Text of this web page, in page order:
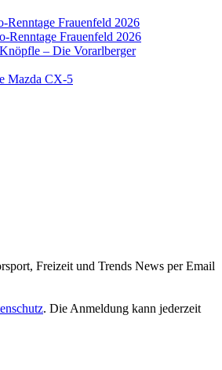
Renntage Frauenfeld 2026
Renntage Frauenfeld 2026
– Die Vorarlberger
Mazda CX-5
Freizeit und Trends News per Email
. Die Anmeldung kann jederzeit